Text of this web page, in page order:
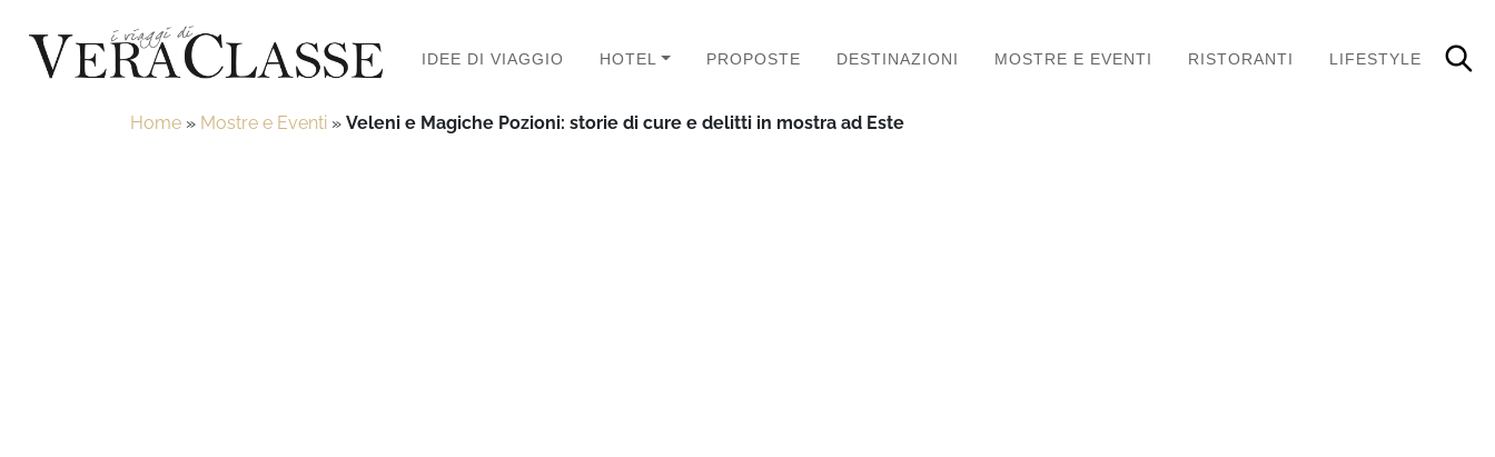
IDEE DI VIAGGIO HOTEL PROPOSTE DESTINAZIONI MOSTRE E EVENTI RISTORANTI LIFESTYLE
Home » Mostre e Eventi » Veleni e Magiche Pozioni: storie di cure e delitti in mostra ad Este